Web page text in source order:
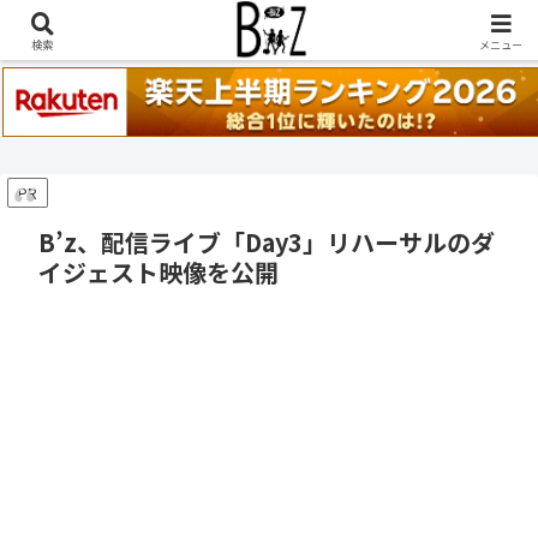
稲葉浩志『en-Zepp』『enⅣ』セトリ一覧はこちら
PR
B’z、配信ライブ「Day3」リハーサルのダ
イジェスト映像を公開
検索 メニュー